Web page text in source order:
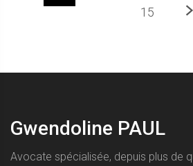
15
Gwendoline PAUL
Avocate spécialisée, depuis plus de